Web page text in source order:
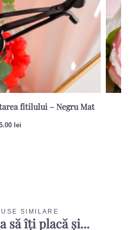
fitilului – Negru Mat
lei
SIMILARE
să îți placă și...